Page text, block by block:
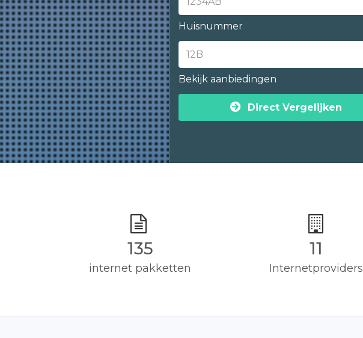
Huisnummer
Bekijk aanbiedingen
Direct Vergelijken
135
internet pakketten
11
Internetproviders